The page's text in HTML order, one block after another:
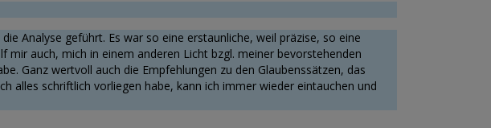
Analyse geführt. Es war so eine erstaunliche, weil präzise, so eine
mir auch, mich in einem anderen Licht bzgl. meiner bevorstehenden
Ganz wertvoll auch die Empfehlungen zu den Glaubenssätzen, das
alles schriftlich vorliegen habe, kann ich immer wieder eintauchen und